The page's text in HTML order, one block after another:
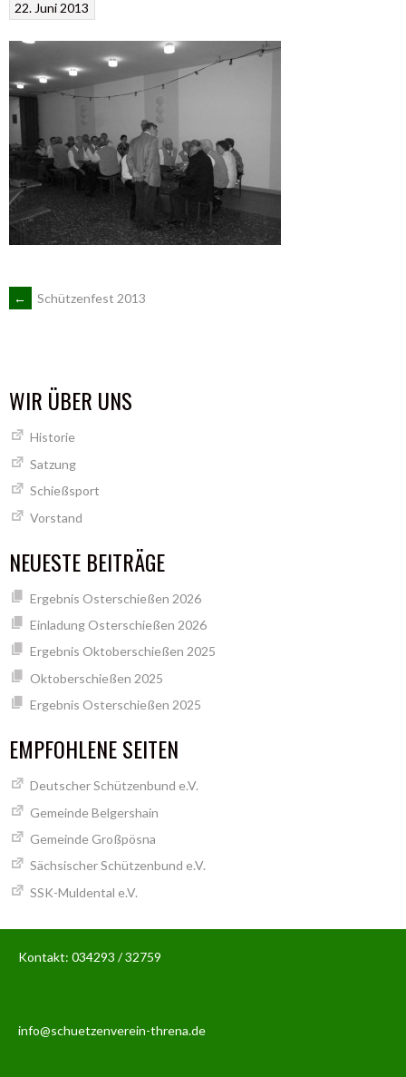
22. Juni 2013
ARTIKEL-
← Schützenfest 2013
WIR ÜBER UNS
Historie
Satzung
Schießsport
Vorstand
NEUESTE BEITRÄGE
Ergebnis Osterschießen 2026
Einladung Osterschießen 2026
Ergebnis Oktoberschießen 2025
Oktoberschießen 2025
Ergebnis Osterschießen 2025
EMPFOHLENE SEITEN
Deutscher Schützenbund e.V.
Gemeinde Belgershain
Gemeinde Großpösna
Sächsischer Schützenbund e.V.
SSK-Muldental e.V.
Kontakt: 034293 / 32759
info@schuetzenverein-threna.de